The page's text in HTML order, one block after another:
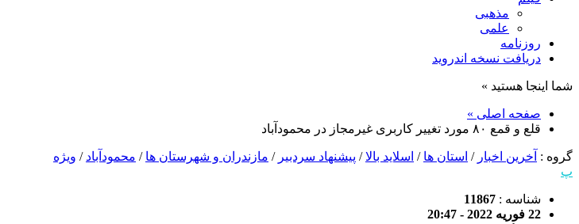
مذهبی
علمی
روزنامه
دریافت نسخه اندروید
شما اینجا هستید »
صفحه اصلی »
قلع و قمع ۸۰ مورد تغییر کاربری غیرمجاز در محمودآباد
گروه : آخرین اخبار / استان ها / اسلاید بالا/ پیشنهاد سردبیر / مازندران و شهرستان ها / محمودآباد / ویژه
پ
شناسه : 11867
22 فوریه 2022 - 20:47